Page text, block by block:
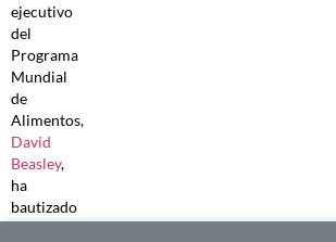
ejecutivo
del
Programa
Mundial
de
Alimentos,
David
Beasley,
ha
bautizado